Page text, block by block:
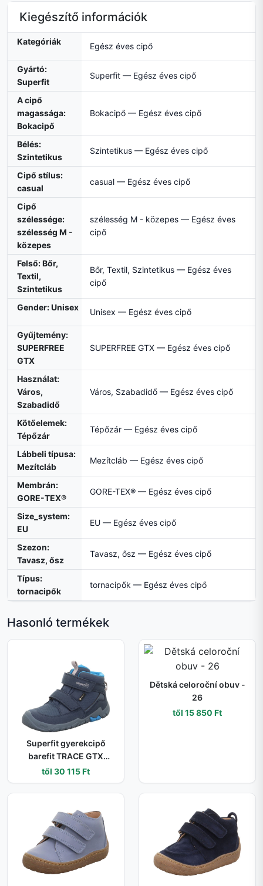
Kiegészítő információk
Kategóriák Egész éves cipő
Gyártó:
Superfit
Superfit — Egész éves cipő
A cipő
magassága:
Bokacipő
Bokacipő — Egész éves cipő
Bélés:
Szintetikus
Szintetikus — Egész éves cipő
Cipő stílus:
casual
casual — Egész éves cipő
Cipő
szélessége:
szélesség M -
közepes
szélesség M - közepes — Egész éves
cipő
Felső: Bőr,
Textil,
Szintetikus
Bőr, Textil, Szintetikus — Egész éves
cipő
Gender: Unisex Unisex — Egész éves cipő
Gyűjtemény:
SUPERFREE
GTX
SUPERFREE GTX — Egész éves cipő
Használat:
Város,
Szabadidő
Város, Szabadidő — Egész éves cipő
Kötőelemek:
Tépőzár
Tépőzár — Egész éves cipő
Lábbeli típusa:
Mezítcláb
Mezítcláb — Egész éves cipő
Membrán:
GORE-TEX®
GORE-TEX® — Egész éves cipő
Size_system:
EU
EU — Egész éves cipő
Szezon:
Tavasz, ősz
Tavasz, ősz — Egész éves cipő
Típus:
tornacipők
tornacipők — Egész éves cipő
Hasonló termékek
Superfit gyerekcipő
barefit TRACE GTX
Blue/Turquoise 1-
006042-8000 | vízálló és
légáteresztő magasított
cipő GORE-TEX
membránnal és tépőzáras
záródással - 27
től 30 115 Ft
Dětská celoroční obuv -
26
től 15 850 Ft